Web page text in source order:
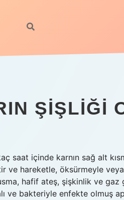
ŞIŞLIĞI
saat içinde karnın sağ alt
ve hareketle, öksürmeyle
hafif ateş, şişkinlik ve
ve bakteriyle enfekte olmuş